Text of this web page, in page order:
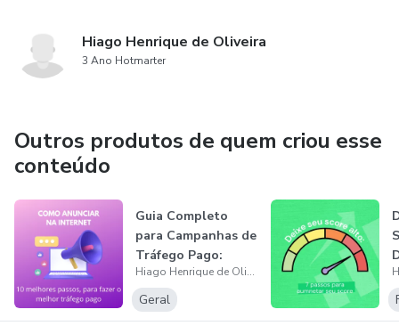
Hiago Henrique de Oliveira
3 Ano Hotmarter
Outros produtos de quem criou esse
conteúdo
Guia Completo
para Campanhas de
Tráfego Pago:
Aumente seu Al... Hiago Henrique de Oliveira
Geral